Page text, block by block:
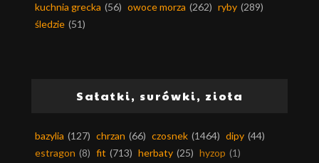
kuchnia grecka (56) owoce morza (262) ryby (289)
śledzie (51)
Sałatki, surówki, zioła
bazylia (127) chrzan (66) czosnek (1464) dipy (44)
estragon (8) fit (713) herbaty (25) hyzop (1)